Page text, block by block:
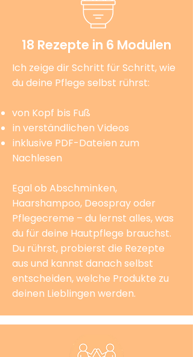
18 Rezepte in 6 Modulen
Ich zeige dir Schritt für Schritt, wie
du deine Pflege selbst rührst:
von Kopf bis Fuß
in verständlichen Videos
inklusive PDF-Dateien zum
Nachlesen
Egal ob Abschminken,
Haarshampoo, Deospray oder
Pflegecreme – du lernst alles, was
du für deine Hautpflege brauchst.
Du rührst, probierst die Rezepte
aus und kannst danach selbst
entscheiden, welche Produkte zu
deinen Lieblingen werden.